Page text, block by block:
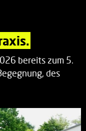
bereits zum 5.
des